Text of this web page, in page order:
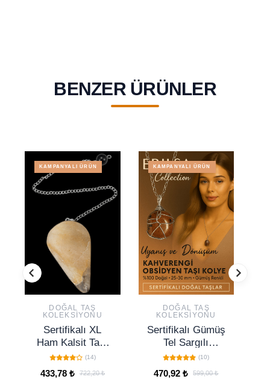
BENZER ÜRÜNLER
KAMPANYALI ÜRÜN
DOĞAL TAŞ
KOLEKSIYONU
Sertifikalı XL
Ham Kalsit Taşı
Pandül (Sarkaç)
(14)
433,78 ₺ 722,20 ₺
KAMPANYALI ÜRÜN
DOĞAL TAŞ
KOLEKSIYONU
Sertifikalı Gümüş
Tel Sargılı
Kahverengi
Obsidyen Taşı
(10)
470,92 ₺ 599,00 ₺